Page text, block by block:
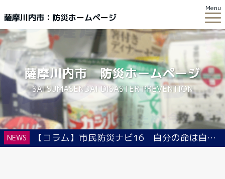
薩摩川内市：防災ホームページ
Menu
薩摩川内市 防災ホームページ
SATSUMASENDAI DISASTER PREVENTION
NEWS 【コラム】市民防災ナビ16 自分の命は自ら守る 長寿楽園大学で防災出前講座